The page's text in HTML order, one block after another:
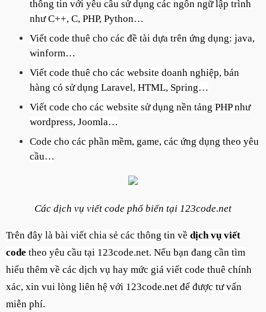
thông tin với yêu cầu sử dụng các ngôn ngữ lập trình
như C++, C, PHP, Python…
Viết code thuê cho các đề tài dựa trên ứng dụng: java,
winform…
Viết code thuê cho các website doanh nghiệp, bán
hàng có sử dụng Laravel, HTML, Spring…
Viết code cho các website sử dụng nền tảng PHP như
wordpress, Joomla…
Code cho các phần mềm, game, các ứng dụng theo yêu
cầu…
Các dịch vụ viết code phổ biến tại 123code.net
Trên đây là bài viết chia sẻ các thông tin về dịch vụ viết
code theo yêu cầu tại 123code.net. Nếu bạn đang cần tìm
hiểu thêm về các dịch vụ hay mức giá viết code thuê chính
xác, xin vui lòng liên hệ với 123code.net để được tư vấn
miễn phí.